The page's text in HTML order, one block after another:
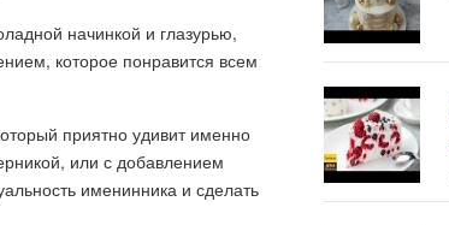
начинкой и глазурью,
которое понравится всем
приятно удивит именно
или с добавлением
именинника и сделать